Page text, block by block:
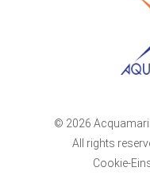
© 2026
All rights
Cookie-